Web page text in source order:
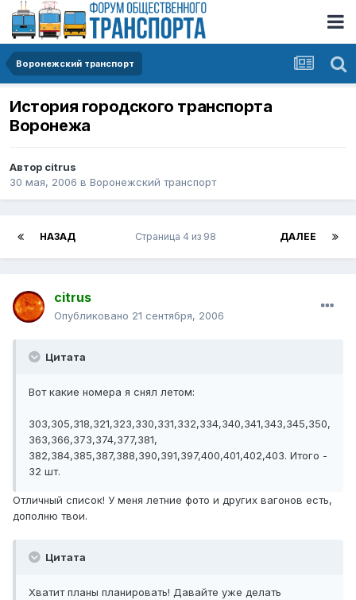
Воронежский транспорт
История городского транспорта
Воронежа
Автор citrus
30 мая, 2006 в Воронежский транспорт
НАЗАД ДАЛЕЕ
Страница 4 из 98
citrus
Опубликовано 21 сентября, 2006
Цитата
Вот какие номера я снял летом:
303,305,318,321,323,330,331,332,334,340,341,343,345,350,
363,366,373,374,377,381,
382,384,385,387,388,390,391,397,400,401,402,403. Итого -
32 шт.
Отличный список! У меня летние фото и других вагонов есть,
дополню твои.
Цитата
Хватит планы планировать! Давайте уже делать